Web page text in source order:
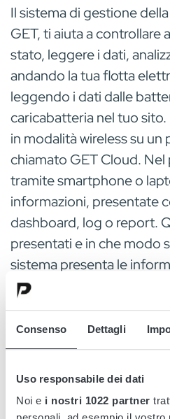
Consenso Dettagli
Uso responsabile dei dati
Noi e i nostri 1022 partner
Il sistema di gestione
GET, ti aiuta a
stato, leggere i dati,
andando la tua flotta
leggendo i dati dalle
caricabatteria nel tuo
in modalità wireless su un
chiamato GET Cloud.
tramite smartphone o
informazioni, presentate
dashboard, log o report.
presentati e in che modo
sistema presenta le
parametri importanti per
Se uno qualsiasi dei tuoi
devia dal target, il sistema
automaticamente e puoi
Un unico sistema di